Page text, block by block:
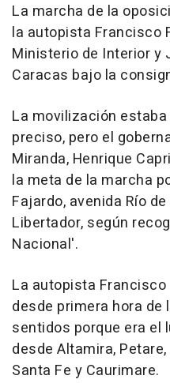
La marcha de la
la autopista Francisco
Ministerio de Interior y
Caracas bajo la
La movilización
preciso, pero el
Miranda, Henrique
la meta de la marcha
Fajardo, avenida Río
Libertador, según
Nacional'.
La autopista
desde primera hora de
sentidos porque era el
desde Altamira,
Santa Fe y Caurimare.